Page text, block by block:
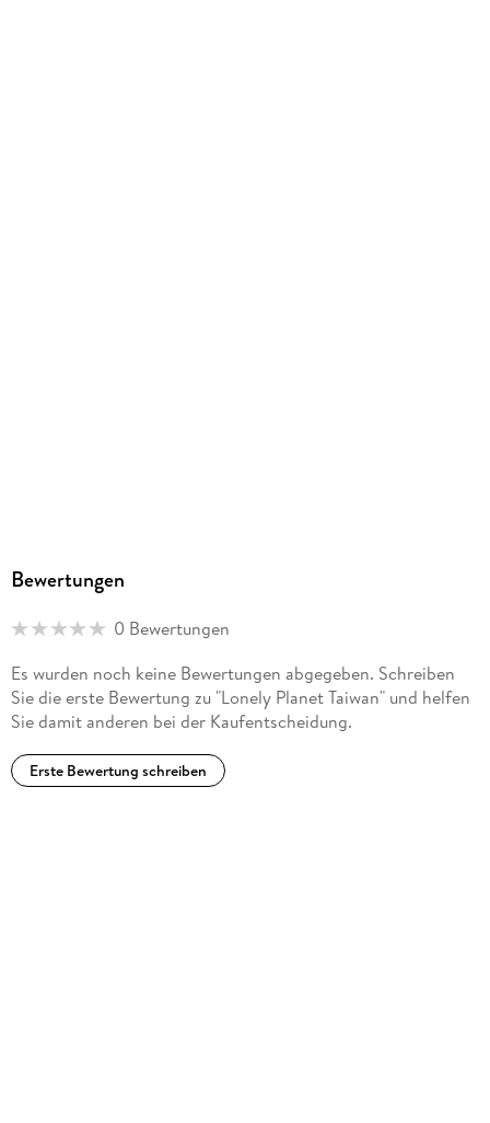
Bewertungen
0 Bewertungen
Es wurden noch keine Bewertungen abgegeben. Schreiben
Sie die erste Bewertung zu "Lonely Planet Taiwan" und helfen
Sie damit anderen bei der Kaufentscheidung.
Erste Bewertung schreiben